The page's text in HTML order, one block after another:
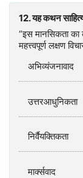
12. यह कथन
“इस मानसिकता का
महत्त्वपूर्ण लक्षण
अभिव्यंजनावाद
उत्तरआधुनिकता
निर्वैयक्तिकता
मार्क्सवाद